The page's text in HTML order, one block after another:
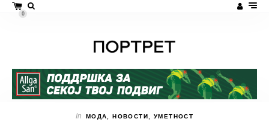
0
In МОДА ,НОВОСТИ УМЕТНОСТ